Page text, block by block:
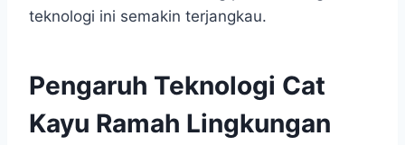
teknologi ini semakin terjangkau.
Pengaruh Teknologi Cat
Kayu Ramah Lingkungan